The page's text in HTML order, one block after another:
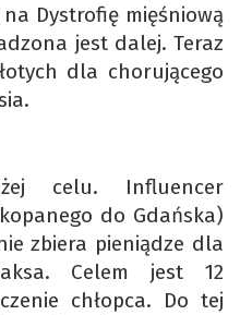
Dystrofię mięśniową
jest dalej. Teraz
dla chorującego
celu. Influencer
do Gdańska)
zbiera pieniądze dla
Celem jest 12
chłopca. Do tej